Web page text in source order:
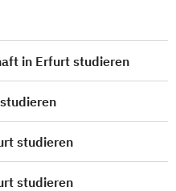
in Erfurt studieren
studieren
studieren